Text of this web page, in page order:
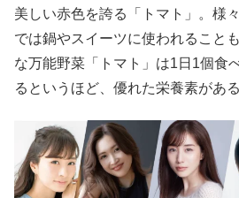
美しい赤色を誇る「トマト」。様
では鍋やスイーツに使われること
な万能野菜「トマト」は1日1個食
るというほど、優れた栄養素があ